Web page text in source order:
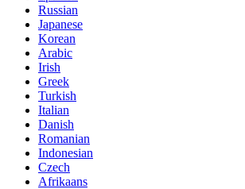
Russian
Japanese
Korean
Arabic
Irish
Greek
Turkish
Italian
Danish
Romanian
Indonesian
Czech
Afrikaans